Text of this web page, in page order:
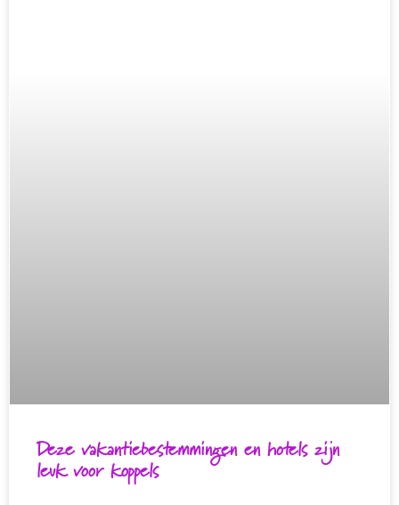
Deze vakantiebestemmingen en hotels zijn
leuk voor koppels